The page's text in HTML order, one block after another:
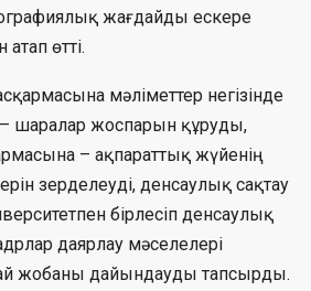
жағдайды ескере
өтті.
мәліметтер негізінде
шаралар жоспарын құруды,
– ақпараттық жүйенің
зерделеуді, денсаулық сақтау
бірлесіп денсаулық
даярлау мәселелері
жобаны дайындауды тапсырды.